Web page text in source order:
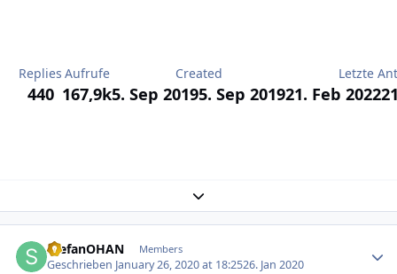
Replies
440
Aufrufe
167,9k
Created
5. Sep 20195. Sep 2019
Letzte
21. Feb 2022
Expand topic overview
StefanOHAN Members
Geschrieben January 26, 2020 at 18:2526. Jan 2020